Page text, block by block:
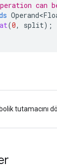
can
(0, split);
tutamacını